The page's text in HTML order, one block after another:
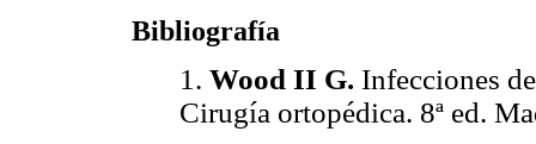
Bibliografía
1. Wood II G. Infecciones
Cirugía ortopédica. 8ª ed.